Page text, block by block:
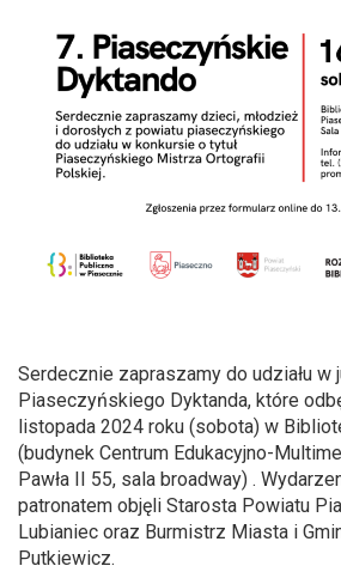
Serdecznie zapraszamy do udziału w
Piaseczyńskiego Dyktanda, które
listopada 2024 roku (sobota) w
(budynek Centrum Edukacyjno-
Pawła II 55, sala broadway) .
patronatem objęli Starosta Powiatu
Lubianiec oraz Burmistrz Miasta i
Putkiewicz.